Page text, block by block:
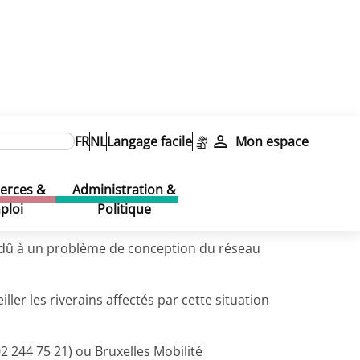
FRNLLangage facile Mon espace
&
Administration &
Politique
contacter ?
contacter ?
à un problème de conception du réseau
les riverains affectés par cette situation
244 75 21) ou Bruxelles Mobilité